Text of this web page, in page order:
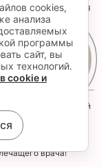
здоровья
данных ИП
МЦ Эталон
информационный
Посетители
лечения
врача!
Запись
cookies,
анализа
программы
сайт, вы
технологий.
cookie и